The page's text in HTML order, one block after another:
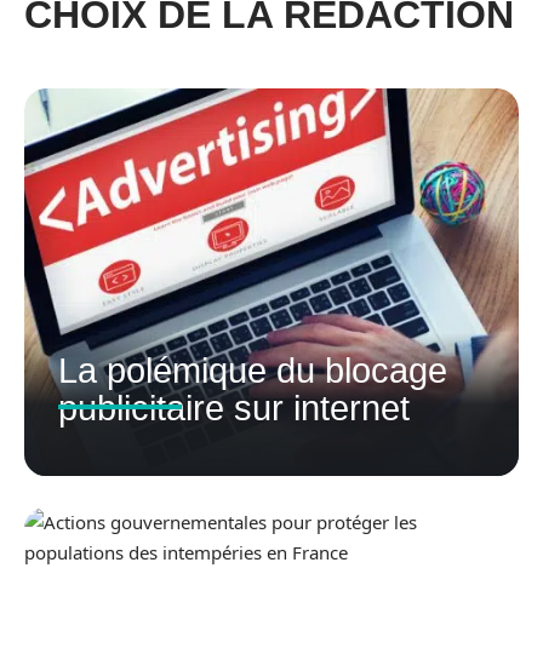
CHOIX DE LA RÉDACTION
La polémique du blocage
publicitaire sur internet